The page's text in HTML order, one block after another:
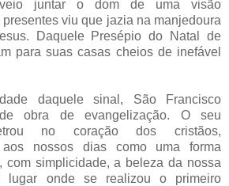
veio juntar o dom de uma visão
viu que jazia na manjedoura
Daquele Presépio do Natal de
para suas casas cheios de inefável
daquele sinal, São Francisco
obra de evangelização. O seu
no coração dos cristãos,
aos nossos dias como uma forma
com simplicidade, a beleza da nossa
lugar onde se realizou o primeiro